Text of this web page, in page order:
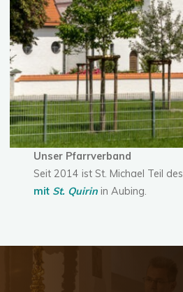
Unser Pfarrverband
Seit 2014 ist St. Michael Teil des
mit St. Quirinin Aubing.